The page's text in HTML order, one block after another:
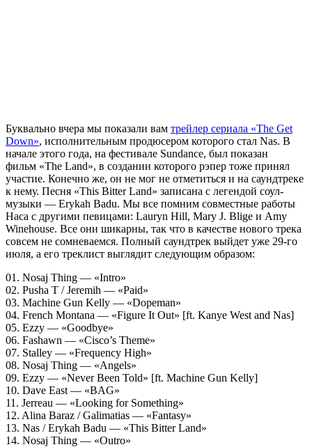
Буквально вчера мы показали вам трейлер сериала «The Get
Down», исполнительным продюсером которого стал Nas. В
начале этого года, на фестивале Sundance, был показан
фильм «The Land», в создании которого рэпер тоже принял
участие. Конечно же, он не мог не отметиться и на саундтреке
к нему. Песня «This Bitter Land» записана с легендой соул-
музыки — Erykah Badu. Мы все помним совместные работы
Наса с другими певицами: Lauryn Hill, Mary J. Blige и Amy
Winehouse. Все они шикарны, так что в качестве нового трека
совсем не сомневаемся. Полный саундтрек выйдет уже 29-го
июля, а его треклист выглядит следующим образом:
01. Nosaj Thing — «Intro»
02. Pusha T / Jeremih — «Paid»
03. Machine Gun Kelly — «Dopeman»
04. French Montana — «Figure It Out» [ft. Kanye West and Nas]
05. Ezzy — «Goodbye»
06. Fashawn — «Cisco’s Theme»
07. Stalley — «Frequency High»
08. Nosaj Thing — «Angels»
09. Ezzy — «Never Been Told» [ft. Machine Gun Kelly]
10. Dave East — «BAG»
11. Jerreau — «Looking for Something»
12. Alina Baraz / Galimatias — «Fantasy»
13. Nas / Erykah Badu — «This Bitter Land»
14. Nosaj Thing — «Outro»